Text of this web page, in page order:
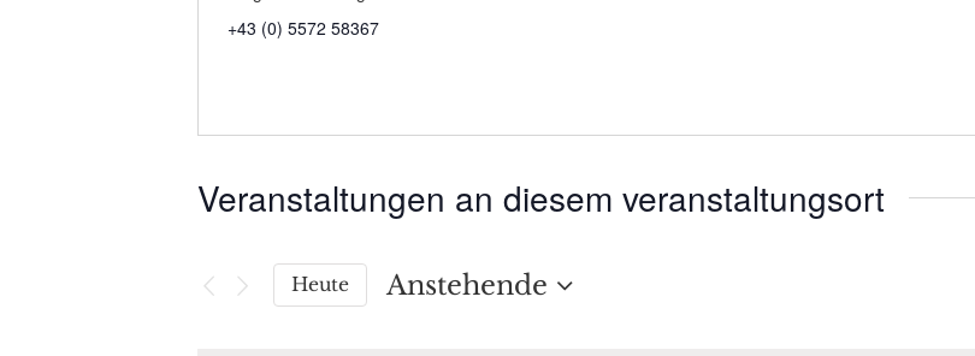
+43 (0) 5572 58367
Veranstaltungen an diesem veranstaltungsort
Heute
Anstehende